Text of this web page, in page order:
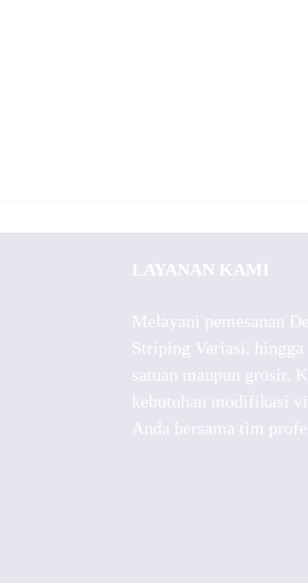
LAYANAN KAMI
Melayani pemesanan
Striping Variasi, hingga
satuan maupun grosir.
kebutuhan modifikasi
Anda bersama tim